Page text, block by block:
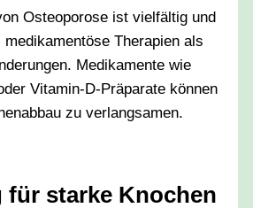
Osteoporose ist vielfältig und
medikamentöse Therapien als
Medikamente wie
Vitamin-D-Präparate können
zu verlangsamen.
für starke Knochen